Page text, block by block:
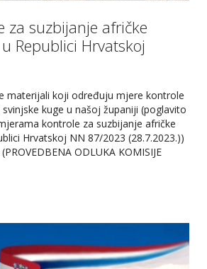
za suzbijanje afričke
Republici Hrvatskoj
materijali koji određuju mjere kontrole
kuge u našoj županiji (poglavito
kontrole za suzbijanje afričke
Hrvatskoj NN 87/2023 (28.7.2023.))
ODLUKA KOMISIJE